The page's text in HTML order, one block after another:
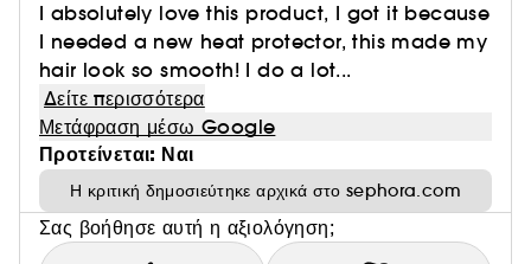
I absolutely love this product, I got it because
I needed a new heat protector, this made my
hair look so smooth! I do a lot...
Δείτε περισσότερα
Μετάφραση μέσω Google
Προτείνεται: Ναι
Η κριτική δημοσιεύτηκε αρχικά στο sephora.com
Σας βοήθησε αυτή η αξιολόγηση;